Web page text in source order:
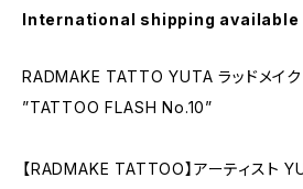
International shipping available
RADMAKE TATTO YUTA ラッドメイク
”TATTOO FLASH No.10”
【RADMAKE TATTOO】アーティスト